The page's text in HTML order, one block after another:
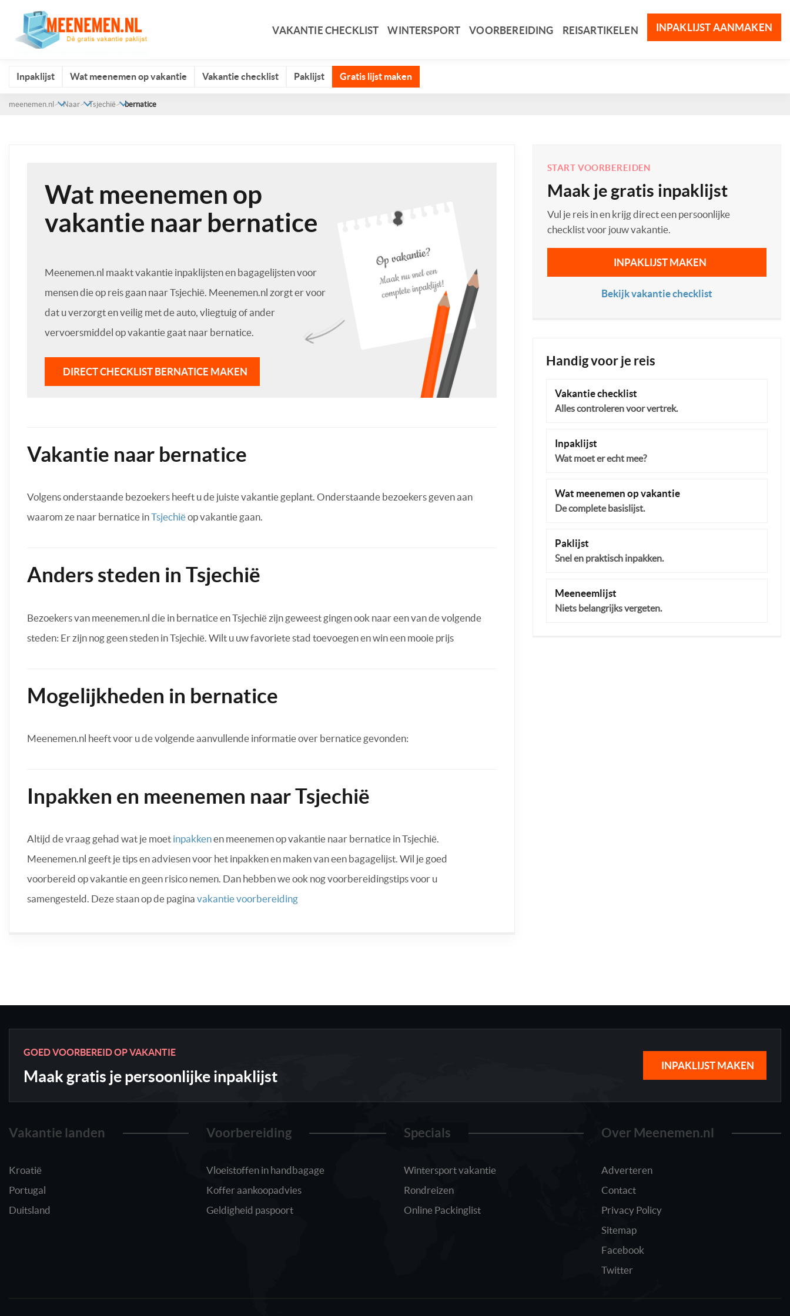
VAKANTIE CHECKLIST WINTERSPORT VOORBEREIDING REISARTIKELEN INPAKLIJST AANMAKEN
Inpaklijst Wat meenemen op vakantie Vakantie checklist Paklijst Gratis lijst maken
meenemen.nl Naar Tsjechië bernatice
Wat meenemen op
vakantie naar bernatice
Meenemen.nl maakt vakantie inpaklijsten en bagagelijsten voor
mensen die op reis gaan naar Tsjechië. Meenemen.nl zorgt er voor
dat u verzorgt en veilig met de auto, vliegtuig of ander
vervoersmiddel op vakantie gaat naar bernatice.
DIRECT CHECKLIST BERNATICE MAKEN
Vakantie naar bernatice
Volgens onderstaande bezoekers heeft u de juiste vakantie geplant. Onderstaande bezoekers geven aan
waarom ze naar bernatice inTsjechiëop vakantie gaan.
Anders steden in Tsjechië
Bezoekers van meenemen.nl die in bernatice en Tsjechië zijn geweest gingen ook naar een van de volgende
steden: Er zijn nog geen steden in Tsjechië. Wilt u uw favoriete stad toevoegen en win een mooie prijs
Mogelijkheden in bernatice
Meenemen.nl heeft voor u de volgende aanvullende informatie over bernatice gevonden:
Inpakken en meenemen naar Tsjechië
Altijd de vraag gehad wat je moet inpakkenen meenemen op vakantie naar bernatice in Tsjechië.
Meenemen.nl geeft je tips en adviesen voor het inpakken en maken van een bagagelijst. Wil je goed
voorbereid op vakantie en geen risico nemen. Dan hebben we ook nog voorbereidingstips voor u
samengesteld. Deze staan op de pagina vakantie voorbereiding
START VOORBEREIDEN
Maak je gratis inpaklijst
Vul je reis in en krijg direct een persoonlijke
checklist voor jouw vakantie.
INPAKLIJST MAKEN
Bekijk vakantie checklist
Handig voor je reis
Vakantie checklist
Alles controleren voor vertrek.
Inpaklijst
Wat moet er echt mee?
Wat meenemen op vakantie
De complete basislijst.
Paklijst
Snel en praktisch inpakken.
Meeneemlijst
Niets belangrijks vergeten.
GOED VOORBEREID OP VAKANTIE
Maak gratis je persoonlijke inpaklijst
INPAKLIJST MAKEN
Vakantie landen
Kroatië
Portugal
Duitsland
Voorbereiding
Vloeistoffen in handbagage
Koffer aankoopadvies
Geldigheid paspoort
Specials
Wintersport vakantie
Rondreizen
Online Packinglist
Over Meenemen.nl
Adverteren
Contact
Privacy Policy
Sitemap
Facebook
Twitter